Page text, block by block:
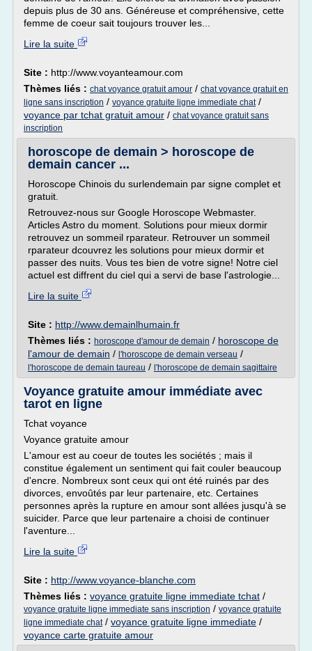
depuis plus de 30 ans. Généreuse et compréhensive, cette
femme de coeur sait toujours trouver les...
Lire la suite
Site : http://www.voyanteamour.com
Thèmes liés : chat voyance gratuit amour / chat voyance gratuit en
ligne sans inscription / voyance gratuite ligne immediate chat/
voyance par tchat gratuit amour / chat voyance gratuit sans
inscription
horoscope de demain > horoscope de
demain cancer ...
Horoscope Chinois du surlendemain par signe complet et
gratuit.
Retrouvez-nous sur Google Horoscope Webmaster.
Articles Astro du moment. Solutions pour mieux dormir
retrouvez un sommeil rparateur. Retrouver un sommeil
rparateur dcouvrez les solutions pour mieux dormir et
passer des nuits. Vous tes bien de votre signe! Notre ciel
actuel est diffrent du ciel qui a servi de base l'astrologie...
Lire la suite
Site : http://www.demainlhumain.fr
Thèmes liés : horoscope d'amour de demain / horoscope de
l'amour de demain / l'horoscope de demain verseau /
l'horoscope de demain taureau / l'horoscope de demain sagittaire
Voyance gratuite amour immédiate avec
tarot en ligne
Tchat voyance
Voyance gratuite amour
L'amour est au coeur de toutes les sociétés ; mais il
constitue également un sentiment qui fait couler beaucoup
d'encre. Nombreux sont ceux qui ont été ruinés par des
divorces, envoûtés par leur partenaire, etc. Certaines
personnes après la rupture en amour sont allées jusqu'à se
suicider. Parce que leur partenaire a choisi de continuer
l'aventure...
Lire la suite
Site : http://www.voyance-blanche.com
Thèmes liés : voyance gratuite ligne immediate tchat /
voyance gratuite ligne immediate sans inscription / voyance gratuite
ligne immediate chat/ voyance gratuite ligne immediate /
voyance carte gratuite amour